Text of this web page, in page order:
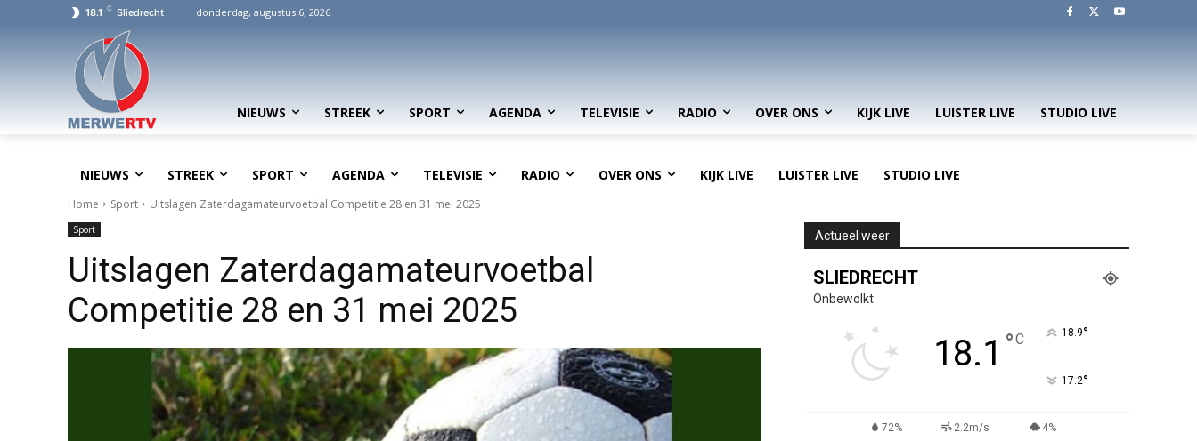
18.1 C Sliedrecht donderdag, augustus 6, 2026
NIEUWS STREEK SPORT AGENDA TELEVISIE RADIO OVER ONS KIJK LIVE LUISTER LIVE STUDIO LIVE
NIEUWS STREEK SPORT AGENDA TELEVISIE RADIO OVER ONS KIJK LIVE LUISTER LIVE STUDIO LIVE
Home Sport Uitslagen Zaterdagamateurvoetbal Competitie 28 en 31 mei 2025
Sport
Uitslagen Zaterdagamateurvoetbal
Competitie 28 en 31 mei 2025
Actueel weer
SLIEDRECHT
Onbewolkt
18.1 °C 18.9°
17.2°
72% 2.2m/s 4%